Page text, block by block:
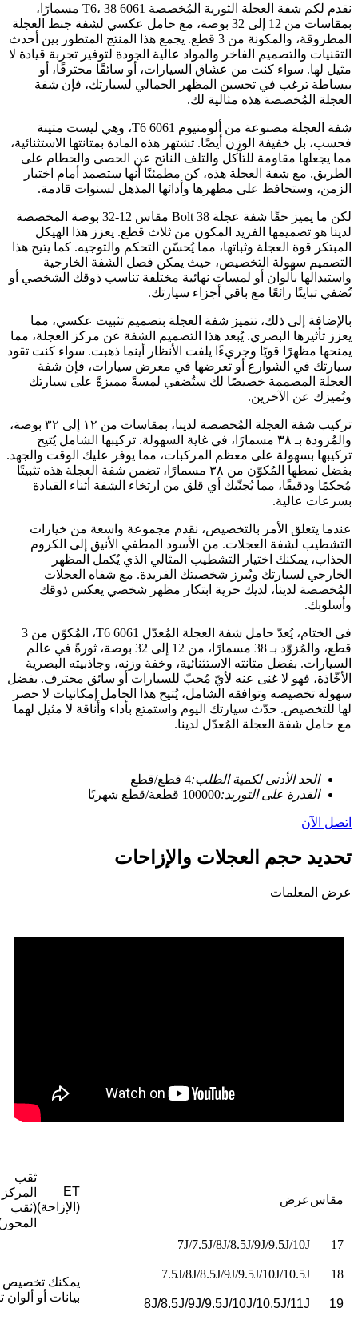
نقدم لكم شفة العجلة الثورية المُخصصة 6061 T6، 38 مسمارًا،
بمقاسات من 12 إلى 32 بوصة، مع حامل عكسي لشفة جنط العجلة
المطروقة، والمكونة من 3 قطع. يجمع هذا المنتج المتطور بين أحدث
التقنيات والتصميم الفاخر والمواد عالية الجودة لتوفير تجربة قيادة لا
مثيل لها. سواء كنت من عشاق السيارات، أو سائقًا محترفًا، أو
ببساطة ترغب في تحسين المظهر الجمالي لسيارتك، فإن شفة
العجلة المُخصصة هذه مثالية لك.
شفة العجلة مصنوعة من ألومنيوم 6061 T6، وهي ليست متينة
فحسب، بل خفيفة الوزن أيضًا. تشتهر هذه المادة بمتانتها الاستثنائية،
مما يجعلها مقاومة للتآكل والتلف الناتج عن الحصى والحطام على
الطريق. مع شفة العجلة هذه، كن مطمئنًا أنها ستصمد أمام اختبار
الزمن، وستحافظ على مظهرها وأدائها المذهل لسنوات قادمة.
لكن ما يميز حقًا شفة عجلة 38 Bolt مقاس 12-32 بوصة المخصصة
لدينا هو تصميمها الفريد المكون من ثلاث قطع. يعزز هذا الهيكل
المبتكر قوة العجلة وثباتها، مما يُحسّن التحكم والتوجيه. كما يتيح هذا
التصميم سهولة التخصيص، حيث يمكن فصل الشفة الخارجية
واستبدالها بألوان أو لمسات نهائية مختلفة تناسب ذوقك الشخصي أو
تُضفي تباينًا رائعًا مع باقي أجزاء سيارتك.
بالإضافة إلى ذلك، تتميز شفة العجلة بتصميم تثبيت عكسي، مما
يعزز تأثيرها البصري. يُبعد هذا التصميم الشفة عن مركز العجلة، مما
يمنحها مظهرًا قويًا وجريءًا يلفت الأنظار أينما ذهبت. سواء كنت تقود
سيارتك في الشوارع أو تعرضها في معرض سيارات، فإن شفة
العجلة المصممة خصيصًا لك ستُضفي لمسةً مميزةً على سيارتك
وتُميزك عن الآخرين.
تركيب شفة العجلة المُخصصة لدينا، بمقاسات من ١٢ إلى ٣٢ بوصة،
والمُزودة بـ ٣٨ مسمارًا، في غاية السهولة. تركيبها الشامل يُتيح
تركيبها بسهولة على معظم المركبات، مما يوفر عليك الوقت والجهد.
بفضل نمطها المُكوّن من ٣٨ مسمارًا، تضمن شفة العجلة هذه تثبيتًا
مُحكمًا ودقيقًا، مما يُجنّبك أي قلق من ارتخاء الشفة أثناء القيادة
بسرعات عالية.
عندما يتعلق الأمر بالتخصيص، نقدم مجموعة واسعة من خيارات
التشطيب لشفة العجلات. من الأسود المطفي الأنيق إلى الكروم
الجذاب، يمكنك اختيار التشطيب المثالي الذي يُكمل المظهر
الخارجي لسيارتك ويُبرز شخصيتك الفريدة. مع شفاه العجلات
المُخصصة لدينا، لديك حرية ابتكار مظهر شخصي يعكس ذوقك
وأسلوبك.
في الختام، يُعدّ حامل شفة العجلة المُعدّل 6061 T6، المُكوّن من 3
قطع، والمُزوّد بـ 38 مسمارًا، من 12 إلى 32 بوصة، ثورةً في عالم
السيارات. بفضل متانته الاستثنائية، وخفة وزنه، وجاذبيته البصرية
الأخّاذة، فهو لا غنى عنه لأيّ مُحبّ للسيارات أو سائق محترف. بفضل
سهولة تخصيصه وتوافقه الشامل، يُتيح هذا الحامل إمكانيات لا حصر
لها للتخصيص. حدّث سيارتك اليوم واستمتع بأداء وأناقة لا مثيل لهما
مع حامل شفة العجلة المُعدّل لدينا.
الحد الأدنى لكمية الطلب:4 قطع/قطع
القدرة على التوريد:100000 قطعة/قطع شهريًا
اتصل الآن
تحديد حجم العجلات والإزاحات
عرض المعلمات
مقاسعرض
ET
(الإزاحة)
ثقب
المركز
(ثقب
17
7J/7.5J/8J/8.5J/9J/9.5J/10J
يمكنك تخصيص
بيانات أو ألوان
18
7.5J/8J/8.5J/9J/9.5J/10J/10.5J
19
8J/8.5J/9J/9.5J/10J/10.5J/11J